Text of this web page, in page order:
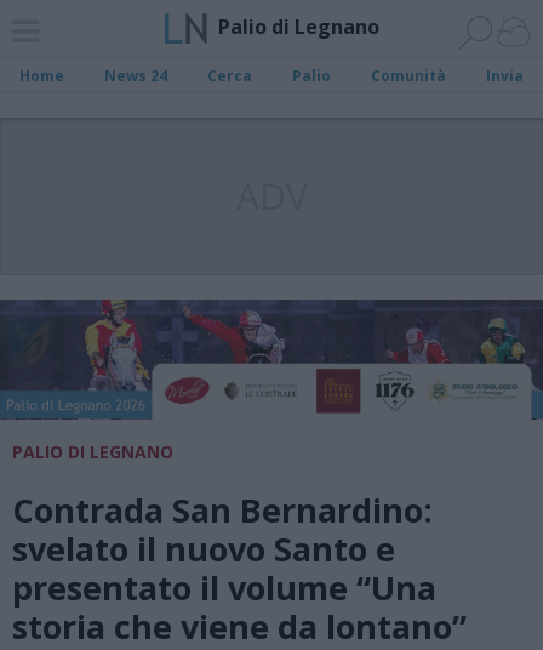
Palio di Legnano
Home News 24 Cerca Palio Comunità Invia
PALIO DI LEGNANO
Contrada San Bernardino:
svelato il nuovo Santo e
presentato il volume “Una
storia che viene da lontano”